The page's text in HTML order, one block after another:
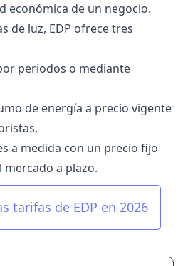
económica de un negocio.
de luz, EDP ofrece tres
periodos o mediante
de energía a precio vigente
a medida con un precio fijo
a plazo.
tarifas de EDP en 2026